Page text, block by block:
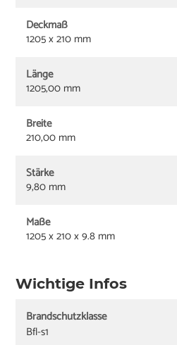
Deckmaß
1205 x 210 mm
Länge
1205,00 mm
Breite
210,00 mm
Stärke
9,80 mm
Maße
1205 x 210 x 9.8 mm
Wichtige Infos
Brandschutzklasse
Bfl-s1